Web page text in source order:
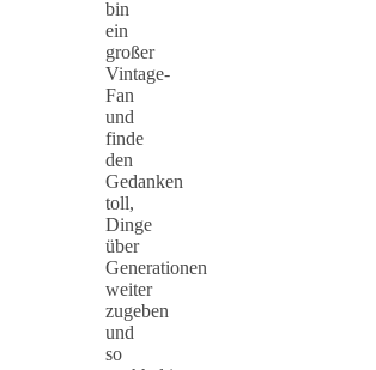
bin
ein
großer
Vintage-
Fan
und
finde
den
Gedanken
toll,
Dinge
über
Generationen
weiter
zugeben
und
so